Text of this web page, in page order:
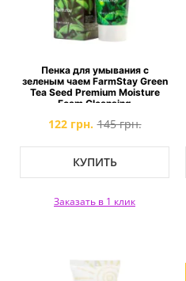
Пенка для умывания с
зеленым чаем FarmStay Green
Tea Seed Premium Moisture
Foam Cleansing
122 грн. 145 грн.
КУПИТЬ
Заказать в 1 клик